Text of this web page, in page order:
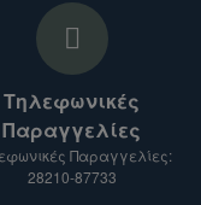
ηλεκτρονικό μας
προϊόντα.
που σας
Τηλεφωνικές
Παραγγελίες
Παραγγελίες:
28210-87733